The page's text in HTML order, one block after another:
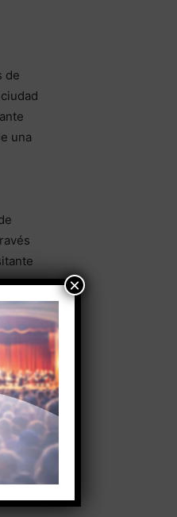
de
una
todos
y
y
×